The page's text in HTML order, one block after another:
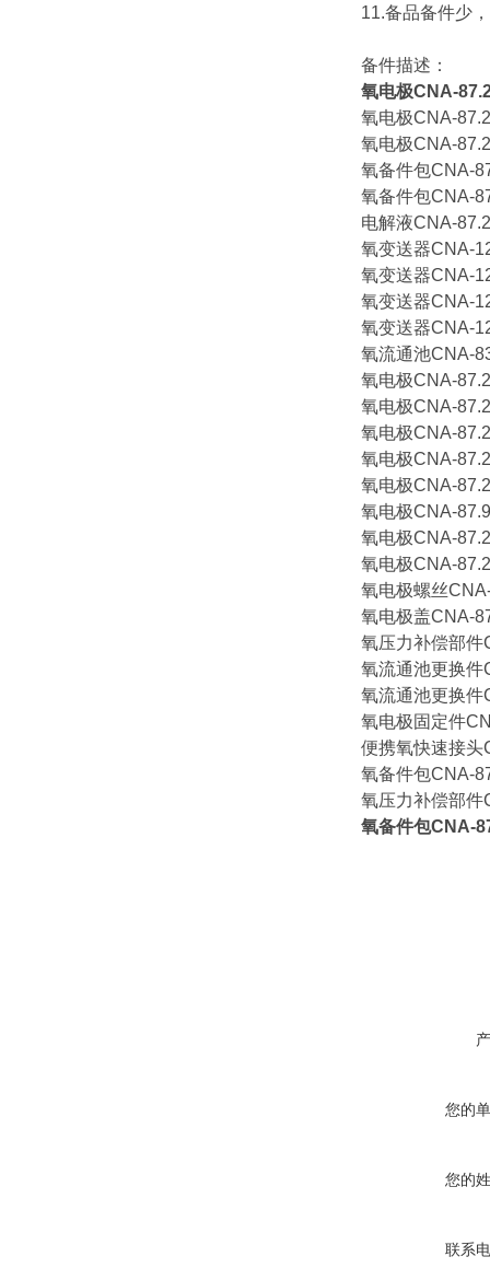
11.备品备件少
备件描述：
氧电极CNA-
氧电极CNA-
氧电极CNA-
氧备件包CNA-
氧备件包CNA-
电解液CNA-
氧变送器CNA-
氧变送器CNA-
氧变送器CNA-
氧变送器CNA-
氧流通池CNA-
氧电极CNA-
氧电极CNA-
氧电极CNA-
氧电极CNA-
氧电极CNA-
氧电极CNA-
氧电极CNA-
氧电极CNA-
氧电极螺丝
氧电极盖CNA-
氧压力补偿部件
氧流通池更换件
氧流通池更换件
氧电极固定件
便携氧快速接头
氧备件包CNA-
氧压力补偿部件
氧备件包CNA-
您的
您的
联系